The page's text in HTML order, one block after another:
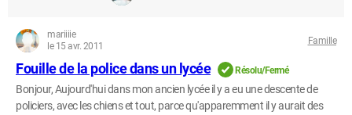
mariiiie
le 15 avr. 2011
Famille
Fouille de la police dans un lycée Résolu/Fermé
Bonjour, Aujourd'hui dans mon ancien lycée il y a eu une descente de
policiers, avec les chiens et tout, parce qu'apparemment il y aurait des